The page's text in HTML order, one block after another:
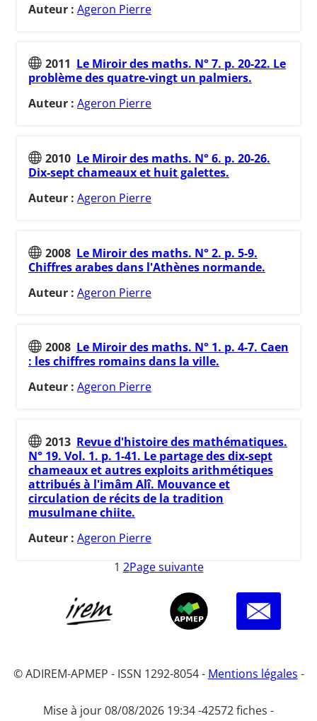
Auteur : Ageron Pierre
2011 Le Miroir des maths. N° 7. p. 20-22. Le
problème des quatre-vingt un palmiers.
Auteur : Ageron Pierre
2010 Le Miroir des maths. N° 6. p. 20-26.
Dix-sept chameaux et huit galettes.
Auteur : Ageron Pierre
2008 Le Miroir des maths. N° 2. p. 5-9.
Chiffres arabes dans l'Athènes normande.
Auteur : Ageron Pierre
2008 Le Miroir des maths. N° 1. p. 4-7. Caen
: les chiffres romains dans la ville.
Auteur : Ageron Pierre
2013 Revue d'histoire des mathématiques.
N° 19. Vol. 1. p. 1-41. Le partage des dix-sept
chameaux et autres exploits arithmétiques
attribués à l'imâm Alî. Mouvance et
circulation de récits de la tradition
musulmane chiite.
Auteur : Ageron Pierre
1 2Page suivante
© ADIREM-APMEP - ISSN 1292-8054 - Mentions légales -
Mise à jour 08/08/2026 19:34 -42572 fiches -